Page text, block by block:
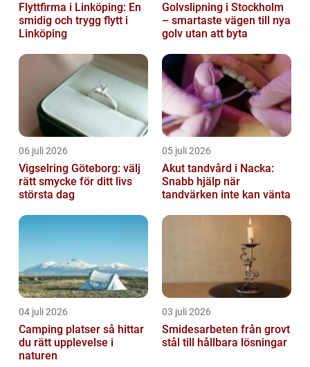
Flyttfirma i Linköping: En
smidig och trygg flytt i
Linköping
Golvslipning i Stockholm
– smartaste vägen till nya
golv utan att byta
06 juli 2026
Vigselring Göteborg: välj
rätt smycke för ditt livs
största dag
05 juli 2026
Akut tandvård i Nacka:
Snabb hjälp när
tandvärken inte kan vänta
04 juli 2026
Camping platser så hittar
du rätt upplevelse i
naturen
03 juli 2026
Smidesarbeten från grovt
stål till hållbara lösningar